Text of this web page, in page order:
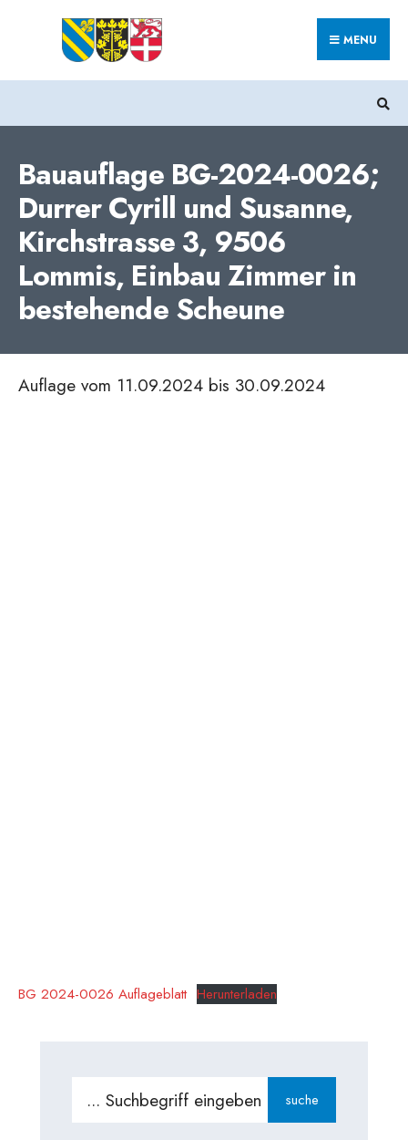
MENU
Bauauflage BG-2024-0026;
Durrer Cyrill und Susanne,
Kirchstrasse 3, 9506
Lommis, Einbau Zimmer in
bestehende Scheune
Auflage vom 11.09.2024 bis 30.09.2024
BG 2024-0026 Auflageblatt Herunterladen
Search
suche
Search
for: